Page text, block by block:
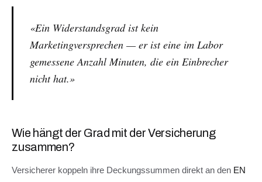
«Ein Widerstandsgrad ist kein
Marketingversprechen — er ist eine im Labor
gemessene Anzahl Minuten, die ein Einbrecher
nicht hat.»
Wie hängt der Grad mit der Versicherung
zusammen?
Versicherer koppeln ihre Deckungssummen direkt an den EN